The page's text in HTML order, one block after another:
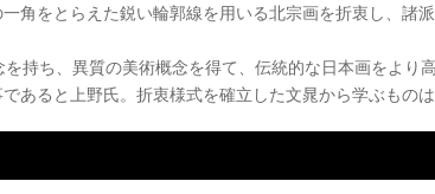
角をとらえた鋭い輪郭線を用いる北宗画を折衷し、諸
を持ち、異質の美術概念を得て、伝統的な日本画をより
あると上野氏。折衷様式を確立した文晁から学ぶものは